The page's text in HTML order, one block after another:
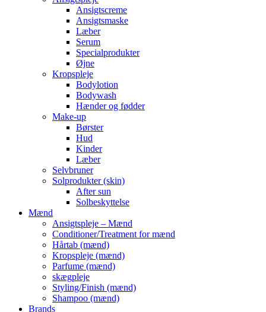
Ansigtscreme
Ansigtsmaske
Læber
Serum
Specialprodukter
Øjne
Kropspleje
Bodylotion
Bodywash
Hænder og fødder
Make-up
Børster
Hud
Kinder
Læber
Selvbruner
Solprodukter (skin)
After sun
Solbeskyttelse
Mænd
Ansigtspleje – Mænd
Conditioner/Treatment for mænd
Hårtab (mænd)
Kropspleje (mænd)
Parfume (mænd)
skægpleje
Styling/Finish (mænd)
Shampoo (mænd)
Brands